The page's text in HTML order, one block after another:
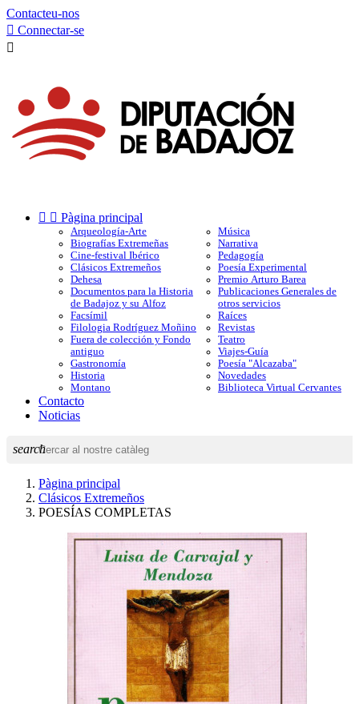
Contacteu-nos
 Connectar-se

  Pàgina principal
Arqueología-Arte
Biografías Extremeñas
Cine-festival Ibérico
Clásicos Extremeños
Dehesa
Documentos para la Historia
de Badajoz y su Alfoz
Facsímil
Filologia Rodríguez Moñino
Fuera de colección y Fondo
antiguo
Gastronomía
Historia
Montano
Música
Narrativa
Pedagogía
Poesía Experimental
Premio Arturo Barea
Publicaciones Generales de
otros servicios
Raíces
Revistas
Teatro
Viajes-Guía
Poesía "Alcazaba"
Novedades
Biblioteca Virtual Cervantes
Contacto
Noticias
search
Pàgina principal
Clásicos Extremeños
POESÍAS COMPLETAS